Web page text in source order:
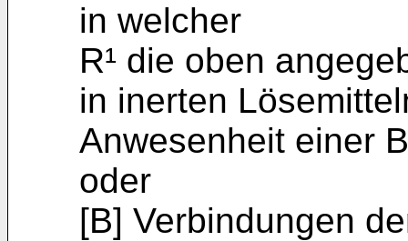
in welcher
R¹ die oben
in inerten
Anwesenheit einer
oder
[B] Verbindungen